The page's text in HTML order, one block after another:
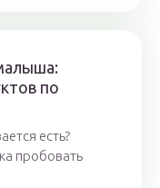
по
есть?
пробовать